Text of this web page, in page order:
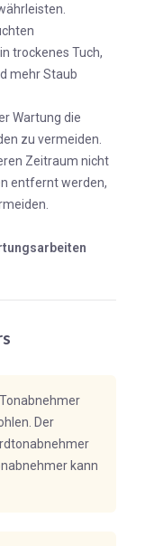
trockenes Tuch,
mehr Staub
Wartung die
zu vermeiden.
Zeitraum nicht
entfernt werden,
Der
kann